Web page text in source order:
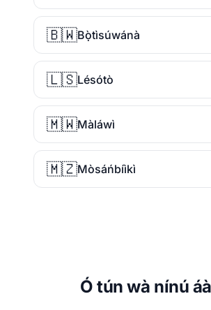
🇧🇼Bọ̀tìsúwánà
🇱🇸Lésótò
🇲🇼Màláwì
🇲🇿Mòsáńbíìkì
Ó tún wà nínú